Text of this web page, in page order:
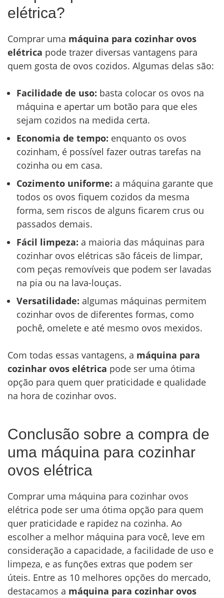
elétrica?
Comprar uma máquina para cozinhar ovos
elétrica pode trazer diversas vantagens para
quem gosta de ovos cozidos. Algumas delas são:
Facilidade de uso: basta colocar os ovos na
máquina e apertar um botão para que eles
sejam cozidos na medida certa.
Economia de tempo: enquanto os ovos
cozinham, é possível fazer outras tarefas na
cozinha ou em casa.
Cozimento uniforme: a máquina garante que
todos os ovos fiquem cozidos da mesma
forma, sem riscos de alguns ficarem crus ou
passados demais.
Fácil limpeza: a maioria das máquinas para
cozinhar ovos elétricas são fáceis de limpar,
com peças removíveis que podem ser lavadas
na pia ou na lava-louças.
Versatilidade: algumas máquinas permitem
cozinhar ovos de diferentes formas, como
pochê, omelete e até mesmo ovos mexidos.
Com todas essas vantagens, a máquina para
cozinhar ovos elétrica pode ser uma ótima
opção para quem quer praticidade e qualidade
na hora de cozinhar ovos.
Conclusão sobre a compra de
uma máquina para cozinhar
ovos elétrica
Comprar uma máquina para cozinhar ovos
elétrica pode ser uma ótima opção para quem
quer praticidade e rapidez na cozinha. Ao
escolher a melhor máquina para você, leve em
consideração a capacidade, a facilidade de uso e
limpeza, e as funções extras que podem ser
úteis. Entre as 10 melhores opções do mercado,
destacamos a máquina para cozinhar ovos